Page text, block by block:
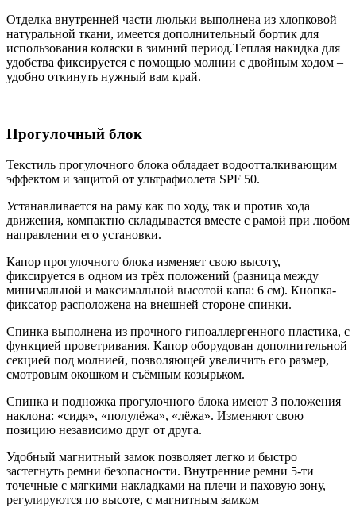
Отделка внутренней части люльки выполнена из хлопковой
натуральной ткани, имеется дополнительный бортик для
использования коляски в зимний период.Tеплая накидка для
удобства фиксируется с помощью молнии с двойным ходом –
удобно откинуть нужный вам край.
Прогулочный блок
Текстиль прогулочного блока обладает водоотталкивающим
эффектом и защитой от ультрафиолета SPF 50.
Устанавливается на раму как по ходу, так и против хода
движения, компактно складывается вместе с рамой при любом
направлении его установки.
Капор прогулочного блока изменяет свою высоту,
фиксируется в одном из трёх положений (разница между
минимальной и максимальной высотой капа: 6 см). Кнопка-
фиксатор расположена на внешней стороне спинки.
Спинка выполнена из прочного гипоаллергенного пластика, с
функцией проветривания. Капор оборудован дополнительной
секцией под молнией, позволяющей увеличить его размер,
смотровым окошком и съёмным козырьком.
Спинка и подножка прогулочного блока имеют 3 положения
наклона: «сидя», «полулёжа», «лёжа». Изменяют свою
позицию независимо друг от друга.
Удобный магнитный замок позволяет легко и быстро
застегнуть ремни безопасности. Внутренние ремни 5-ти
точечные с мягкими накладками на плечи и паховую зону,
регулируются по высоте, с магнитным замком